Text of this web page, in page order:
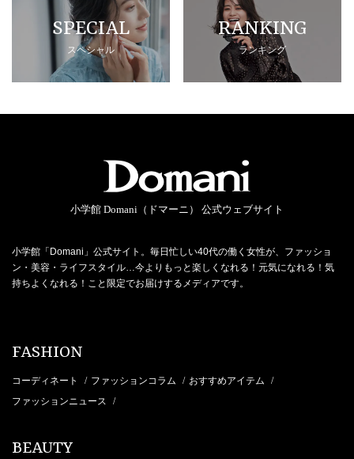
SPECIAL
スペシャル
RANKING
ランキング
小学館 Domani（ドマーニ） 公式ウェブサイト
小学館「Domani」公式サイト。毎日忙しい40代の働く女性が、ファッショ
ン・美容・ライフスタイル…今よりもっと楽しくなれる！元気になれる！気
持ちよくなれる！こと限定でお届けするメディアです。
FASHION
コーディネート / ファッションコラム / おすすめアイテム /
ファッションニュース /
BEAUTY